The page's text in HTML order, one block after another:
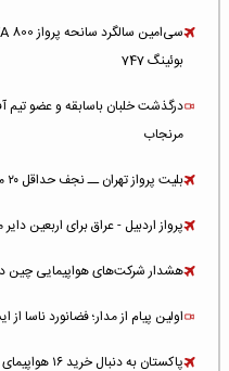
بوئینگ 747
درگذشت خلبان باسابقه و عضو تیم
مرنجاب
بلیت پرواز تهران ــ نجف حداقل ۲۰ میلیون تومان شد
پرواز اردبیل - عراق برای اربعین
هشدار شرکت‌های هواپیمایی چین
اولین پیام از مدار؛ فضانورد ناسا
پاکستان به دنبال خرید ۱۶ هواپیمای جدید برای ناوگان PIA